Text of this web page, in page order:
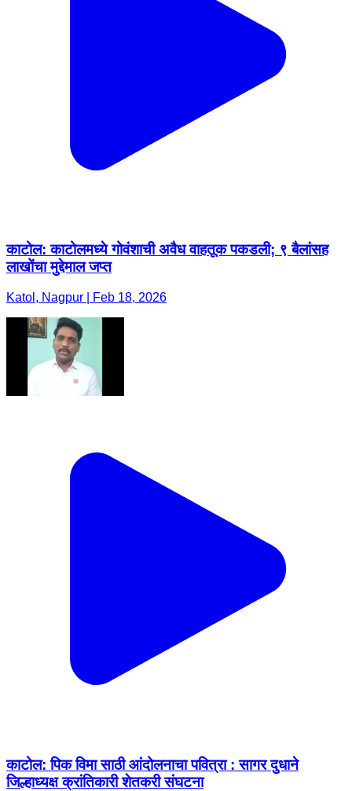
काटोल: काटोलमध्ये गोवंशाची अवैध वाहतूक पकडली; ९ बैलांसह
लाखोंचा मुद्देमाल जप्त
Katol, Nagpur | Feb 18, 2026
काटोल: पिक विमा साठी आंदोलनाचा पवित्रा : सागर दुधाने
जिल्हाध्यक्ष क्रांतिकारी शेतकरी संघटना